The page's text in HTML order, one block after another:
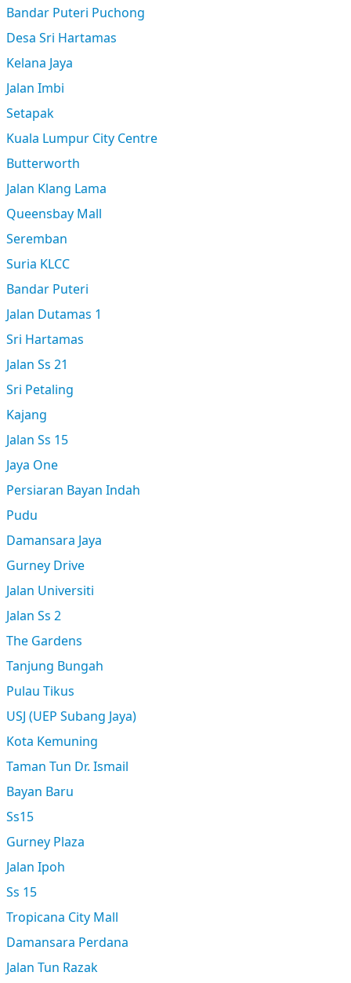
Bandar Puteri Puchong
Desa Sri Hartamas
Kelana Jaya
Jalan Imbi
Setapak
Kuala Lumpur City Centre
Butterworth
Jalan Klang Lama
Queensbay Mall
Seremban
Suria KLCC
Bandar Puteri
Jalan Dutamas 1
Sri Hartamas
Jalan Ss 21
Sri Petaling
Kajang
Jalan Ss 15
Jaya One
Persiaran Bayan Indah
Pudu
Damansara Jaya
Gurney Drive
Jalan Universiti
Jalan Ss 2
The Gardens
Tanjung Bungah
Pulau Tikus
USJ (UEP Subang Jaya)
Kota Kemuning
Taman Tun Dr. Ismail
Bayan Baru
Ss15
Gurney Plaza
Jalan Ipoh
Ss 15
Tropicana City Mall
Damansara Perdana
Jalan Tun Razak